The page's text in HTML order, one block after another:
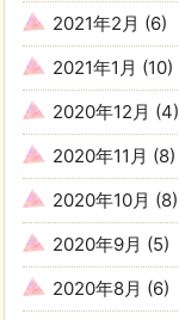
2021年2月 (6)
2021年1月 (10)
2020年12月 (4)
2020年11月 (8)
2020年10月 (8)
2020年9月 (5)
2020年8月 (6)